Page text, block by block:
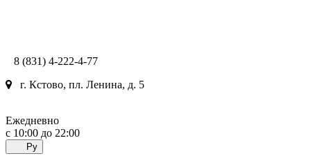
8 (831) 4-222-4-77
г. Кстово, пл. Ленина, д. 5
Ежедневно
с 10:00 до 22:00
Ру